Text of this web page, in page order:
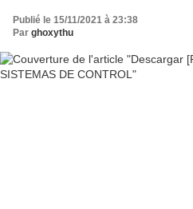
Publié le 15/11/2021 à 23:38
Par ghoxythu